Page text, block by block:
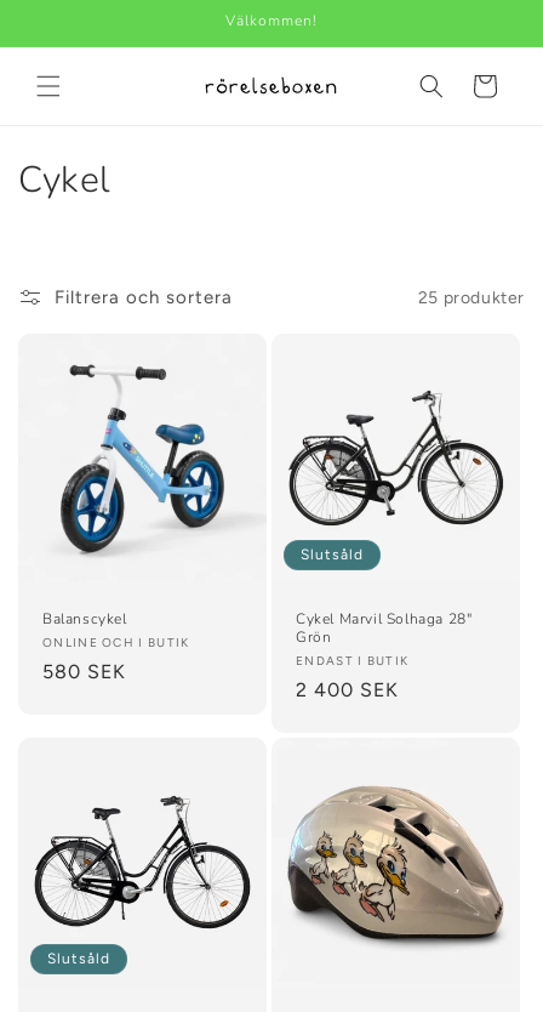
Välkommen!
Varukorg
P
d
Cykel
Filtrera och sortera 25 produkter
Balanscykel
Säljare:
ONLINE OCH I BUTIK
Ordinarie
580 SEK
Slutsåld
Cykel Marvil Solhaga 28"
Grön
Säljare:
ENDAST I BUTIK
Ordinarie
2 400 SEK
Slutsåld